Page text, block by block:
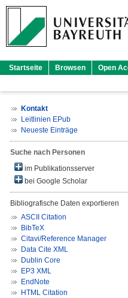
Startseite Browsen Open
Kontakt
Leitlinien EPub
Neueste Einträge
Suche nach Personen
im Publikationsserver
bei Google Scholar
Bibliografische Daten exportieren
ASCII Citation
BibTeX
Citavi/Reference Manager
Data Cite XML
Dublin Core
EP3 XML
EndNote
HTML Citation